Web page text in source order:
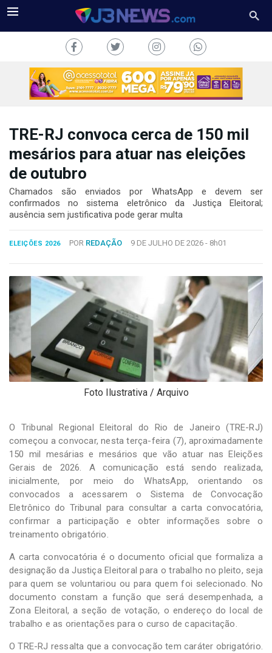
COLUNAS
CONOSCO
Copyright
2024
Desenvolvido
por
Hesea
Tecnologia
Sistemas
TRE-RJ convoca cerca de 150 mil
mesários para atuar nas eleições
de outubro
Chamados são enviados por WhatsApp e devem ser
confirmados no sistema eletrônico da Justiça Eleitoral;
ausência sem justificativa pode gerar multa
ELEIÇÕES 2026 POR REDAÇÃO 9 DE JULHO DE 2026 - 8h01
Foto Ilustrativa / Arquivo
O Tribunal Regional Eleitoral do Rio de Janeiro (TRE-RJ)
começou a convocar, nesta terça-feira (7), aproximadamente
150 mil mesárias e mesários que vão atuar nas Eleições
Gerais de 2026. A comunicação está sendo realizada,
inicialmente, por meio do WhatsApp, orientando os
convocados a acessarem o Sistema de Convocação
Eletrônico do Tribunal para consultar a carta convocatória,
confirmar a participação e obter informações sobre o
treinamento obrigatório.
A carta convocatória é o documento oficial que formaliza a
designação da Justiça Eleitoral para o trabalho no pleito, seja
para quem se voluntariou ou para quem foi selecionado. No
documento constam a função que será desempenhada, a
Zona Eleitoral, a seção de votação, o endereço do local de
trabalho e as orientações para o curso de capacitação.
O TRE-RJ ressalta que a convocação tem caráter obrigatório.